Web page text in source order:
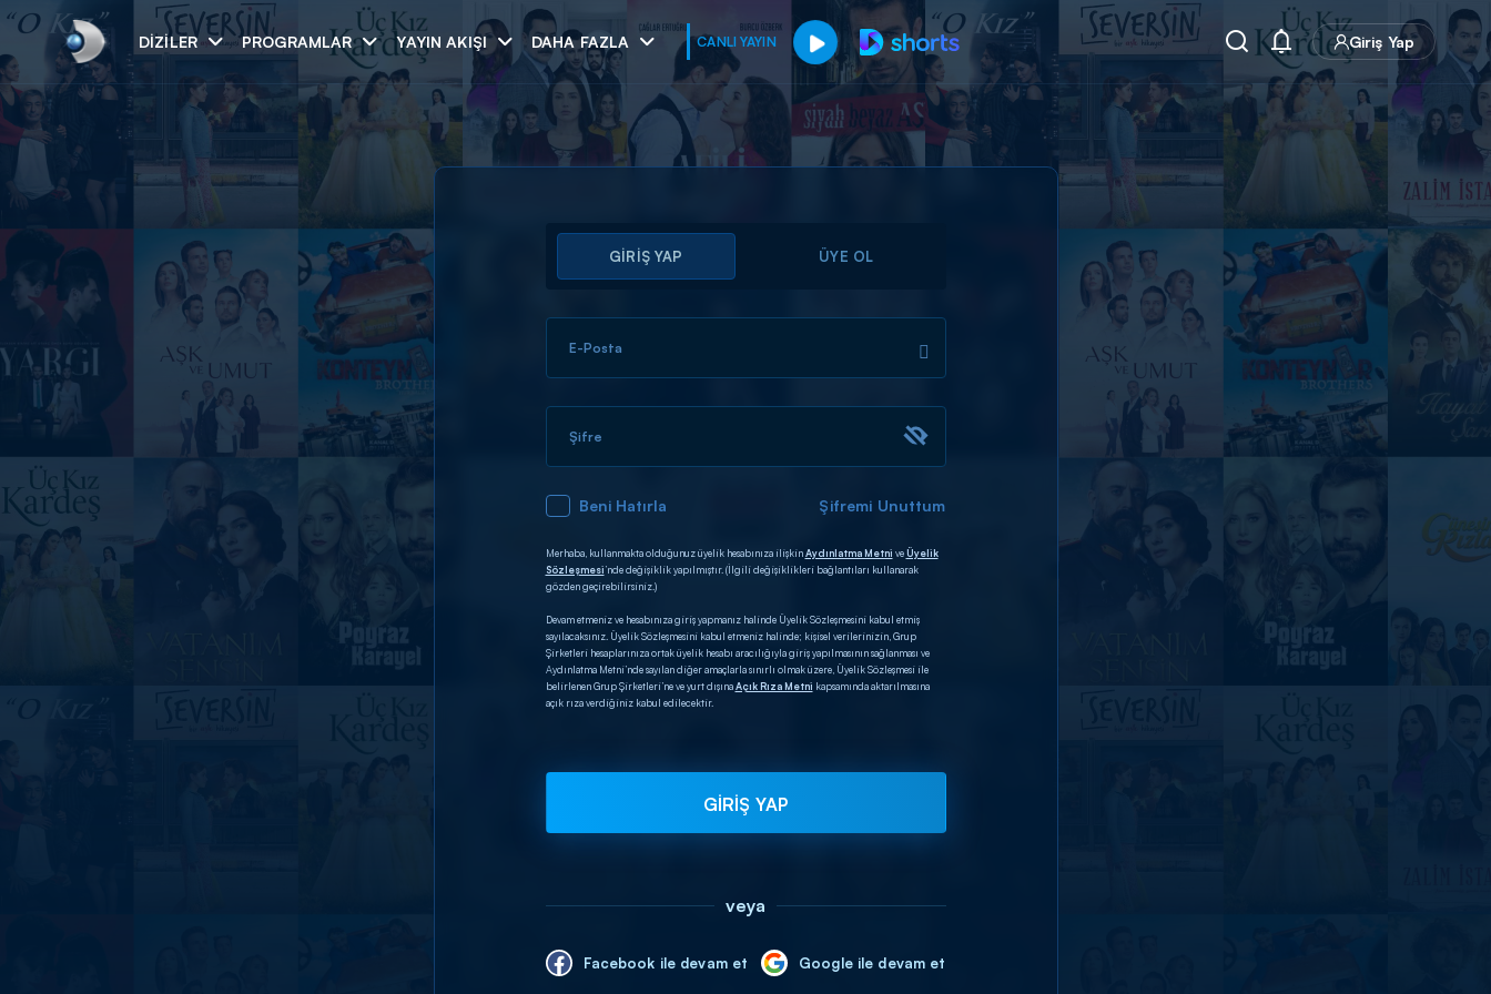
DIZILER PROGRAMLAR YAYIN AKIŞI DAHA FAZLA CANLI YAYIN Giriş Yap
Arama
ARAMA SONUÇLARI
GİRİŞ YAP ÜYE OL
E-Posta
Şifre
Beni Hatırla Şifremi Unuttum
Merhaba, kullanmakta olduğunuz üyelik hesabınıza ilişkinAydınlatma Metni veÜyelik
Sözleşmesi’nde değişiklik yapılmıştır. (İlgili değişiklikleri bağlantıları kullanarak
gözden geçirebilirsiniz.)
Devam etmeniz ve hesabınıza giriş yapmanız halinde Üyelik Sözleşmesini kabul etmiş
sayılacaksınız. Üyelik Sözleşmesini kabul etmeniz halinde; kişisel verilerinizin, Grup
Şirketleri hesaplarınıza ortak üyelik hesabı aracılığıyla giriş yapılmasının sağlanması ve
Aydınlatma Metni’nde sayılan diğer amaçlarla sınırlı olmak üzere, Üyelik Sözleşmesi ile
belirlenen Grup Şirketleri’ne ve yurt dışınaAçık Rıza Metni kapsamında aktarılmasına
açık rıza verdiğiniz kabul edilecektir.
GİRİŞ YAP
veya
Facebook ile devam et Google ile devam et